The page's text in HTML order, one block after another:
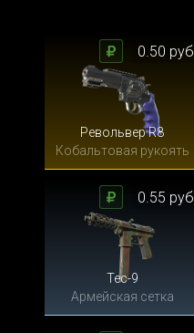
Револьвер R8
Кобальтовая рукоять
0.50 руб
Tec-9
Армейская сетка
0.55 руб